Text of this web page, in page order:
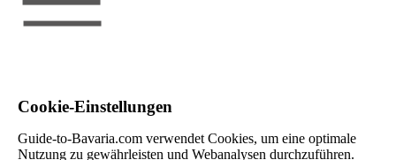
Cookie-Einstellungen
Guide-to-Bavaria.com verwendet Cookies, um eine optimale
Nutzung zu gewährleisten und Webanalysen durchzuführen.